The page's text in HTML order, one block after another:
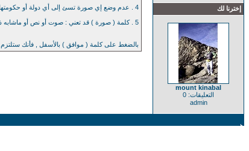
إخترنا لك
mount kinabal
التعليقات: 0
admin
4 . عدم وضع إي صورة تسئ إلى أي دولة أو حكومتها أو شعوبها .
5 . كلمة ( صورة ) قد تعني : صوت أو نص أو ماشابه ذلك .
بالضغط على كلمة ( موافق ) بالأسفل , فأنك ستلتزم